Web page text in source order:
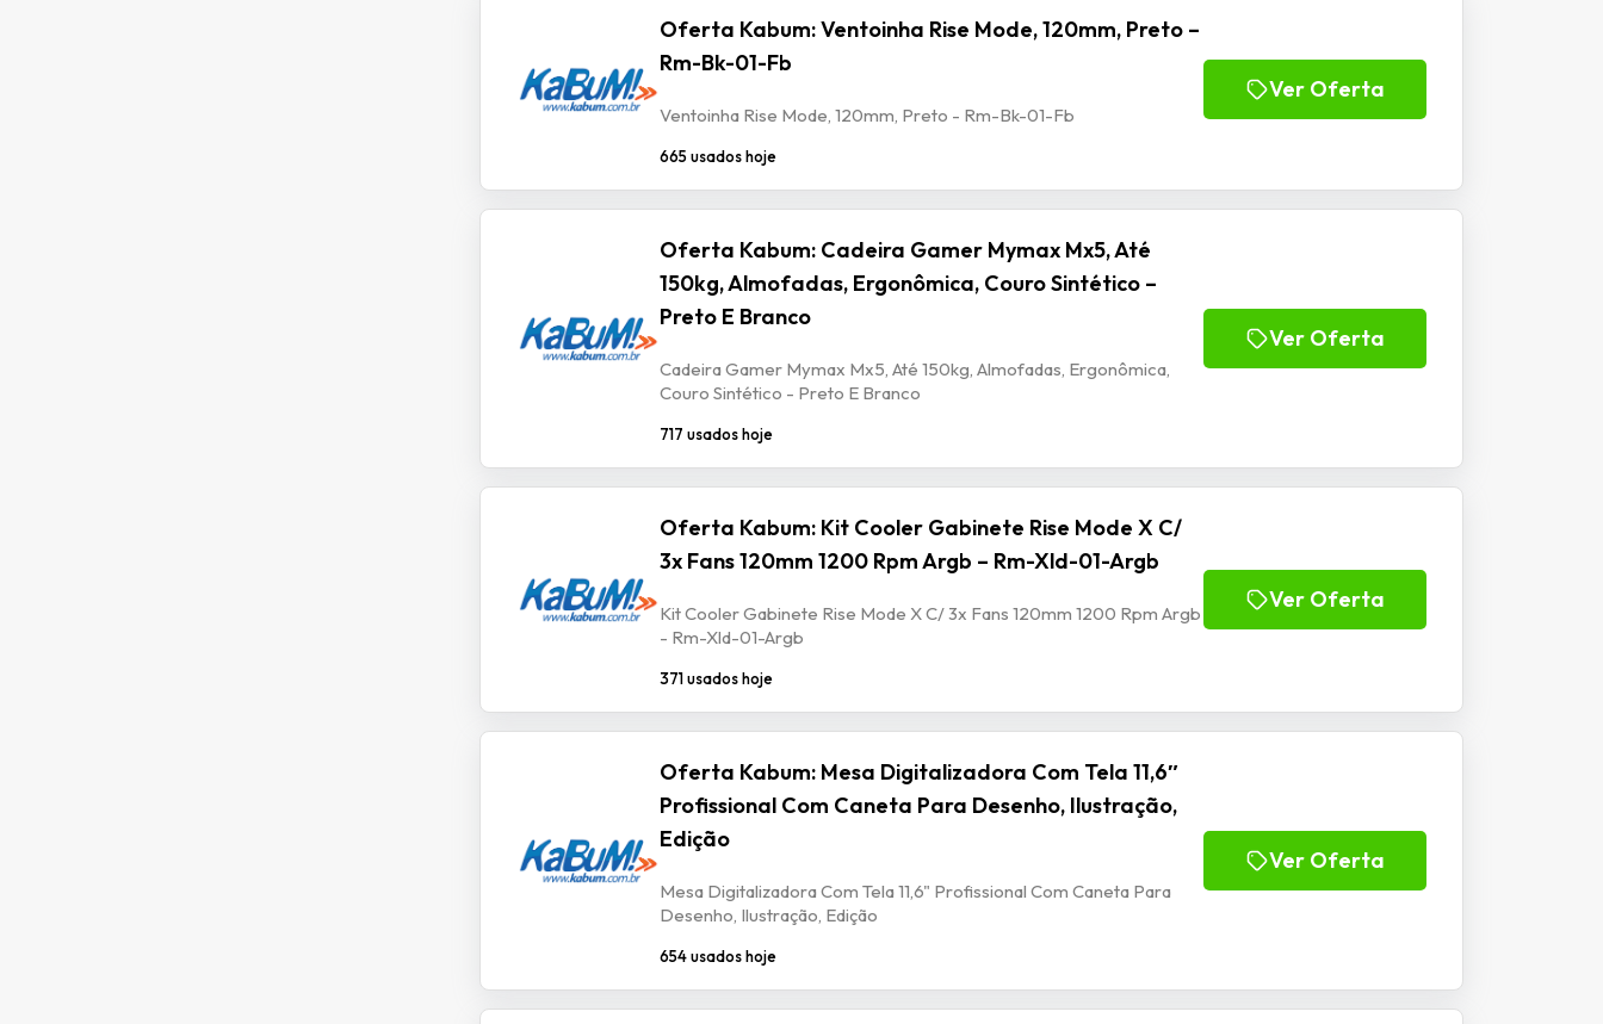
Oferta Kabum: Ventoinha Rise Mode, 120mm, Preto –
Rm-Bk-01-Fb
Ventoinha Rise Mode, 120mm, Preto - Rm-Bk-01-Fb
665 usados hoje
Ver Oferta
Oferta Kabum: Cadeira Gamer Mymax Mx5, Até
150kg, Almofadas, Ergonômica, Couro Sintético –
Preto E Branco
Cadeira Gamer Mymax Mx5, Até 150kg, Almofadas, Ergonômica,
Couro Sintético - Preto E Branco
717 usados hoje
Ver Oferta
Oferta Kabum: Kit Cooler Gabinete Rise Mode X C/
3x Fans 120mm 1200 Rpm Argb – Rm-Xld-01-Argb
Kit Cooler Gabinete Rise Mode X C/ 3x Fans 120mm 1200 Rpm Argb
- Rm-Xld-01-Argb
371 usados hoje
Ver Oferta
Oferta Kabum: Mesa Digitalizadora Com Tela 11,6″
Profissional Com Caneta Para Desenho, Ilustração,
Edição
Mesa Digitalizadora Com Tela 11,6" Profissional Com Caneta Para
Desenho, Ilustração, Edição
654 usados hoje
Ver Oferta